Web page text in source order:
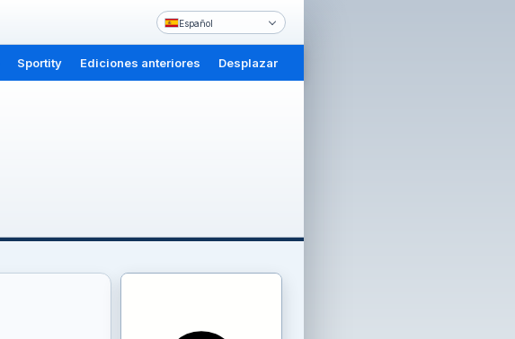
Español
Sportity Ediciones anteriores Desplazar